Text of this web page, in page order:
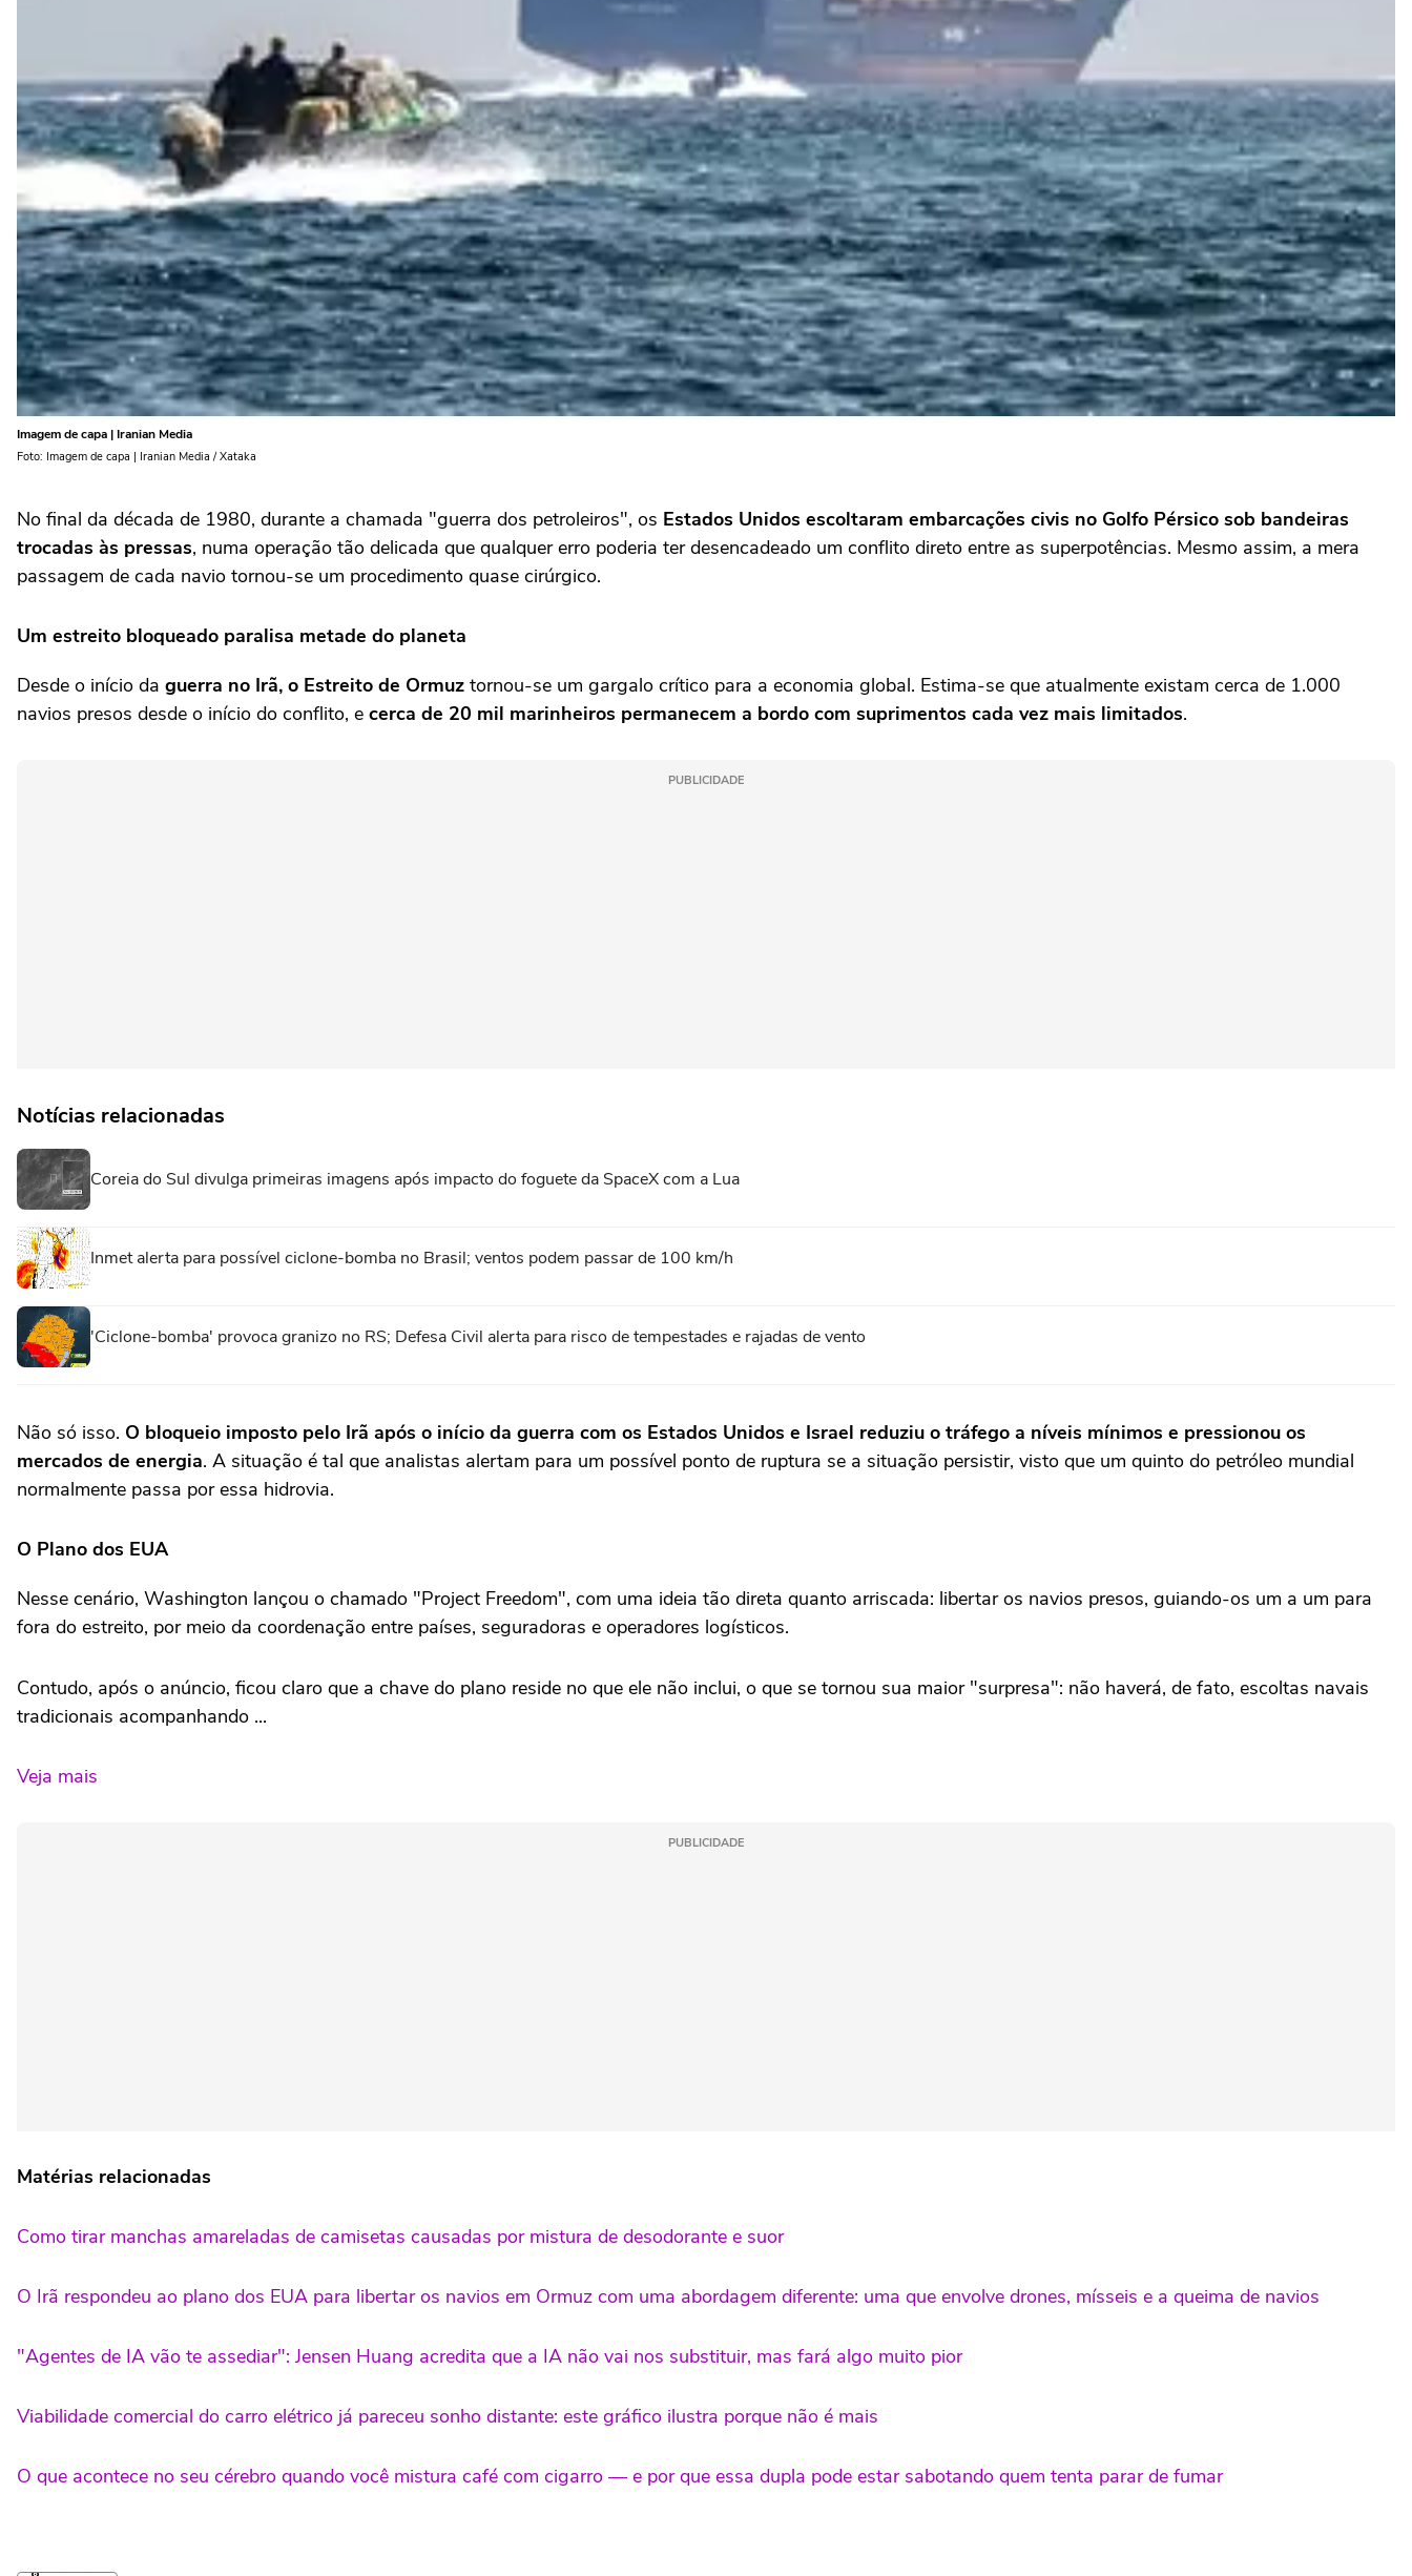
Imagem de capa | Iranian Media
Foto: Imagem de capa | Iranian Media / Xataka
No final da década de 1980, durante a chamada "guerra dos petroleiros", os Estados Unidos escoltaram embarcações civis no Golfo Pérsico sob bandeiras
trocadas às pressas, numa operação tão delicada que qualquer erro poderia ter desencadeado um conflito direto entre as superpotências. Mesmo assim, a mera
passagem de cada navio tornou-se um procedimento quase cirúrgico.
Um estreito bloqueado paralisa metade do planeta
Desde o início da guerra no Irã, o Estreito de Ormuz tornou-se um gargalo crítico para a economia global. Estima-se que atualmente existam cerca de 1.000
navios presos desde o início do conflito, e cerca de 20 mil marinheiros permanecem a bordo com suprimentos cada vez mais limitados.
PUBLICIDADE
Notícias relacionadas
Coreia do Sul divulga primeiras imagens após impacto do foguete da SpaceX com a Lua
Inmet alerta para possível ciclone-bomba no Brasil; ventos podem passar de 100 km/h
'Ciclone-bomba' provoca granizo no RS; Defesa Civil alerta para risco de tempestades e rajadas de vento
Não só isso. O bloqueio imposto pelo Irã após o início da guerra com os Estados Unidos e Israel reduziu o tráfego a níveis mínimos e pressionou os
mercados de energia. A situação é tal que analistas alertam para um possível ponto de ruptura se a situação persistir, visto que um quinto do petróleo mundial
normalmente passa por essa hidrovia.
O Plano dos EUA
Nesse cenário, Washington lançou o chamado "Project Freedom", com uma ideia tão direta quanto arriscada: libertar os navios presos, guiando-os um a um para
fora do estreito, por meio da coordenação entre países, seguradoras e operadores logísticos.
Contudo, após o anúncio, ficou claro que a chave do plano reside no que ele não inclui, o que se tornou sua maior "surpresa": não haverá, de fato, escoltas navais
tradicionais acompanhando ...
Veja mais
PUBLICIDADE
Matérias relacionadas
Como tirar manchas amareladas de camisetas causadas por mistura de desodorante e suor
O Irã respondeu ao plano dos EUA para libertar os navios em Ormuz com uma abordagem diferente: uma que envolve drones, mísseis e a queima de navios
"Agentes de IA vão te assediar": Jensen Huang acredita que a IA não vai nos substituir, mas fará algo muito pior
Viabilidade comercial do carro elétrico já pareceu sonho distante: este gráfico ilustra porque não é mais
O que acontece no seu cérebro quando você mistura café com cigarro — e por que essa dupla pode estar sabotando quem tenta parar de fumar